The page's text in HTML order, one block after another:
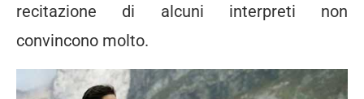
recitazione di alcuni interpreti non
convincono molto.